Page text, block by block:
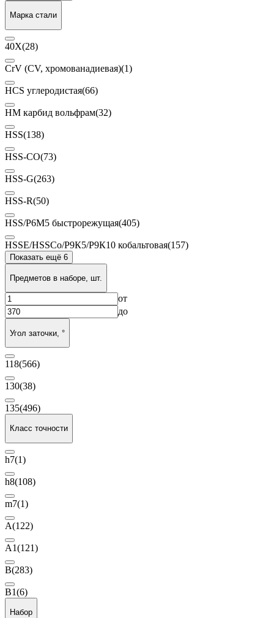
Марка стали
40Х(28)
CrV (CV, хромованадиевая)(1)
HCS углеродистая(66)
HM карбид вольфрам(32)
HSS(138)
HSS-CO(73)
HSS-G(263)
HSS-R(50)
HSS/P6M5 быстрорежущая(405)
HSSE/HSSCo/Р9К5/Р9К10 кобальтовая(157)
Показать ещё 6
Предметов в наборе, шт.
от
до
Угол заточки, °
118(566)
130(38)
135(496)
Класс точности
h7(1)
h8(108)
m7(1)
A(122)
A1(121)
B(283)
B1(6)
Набор